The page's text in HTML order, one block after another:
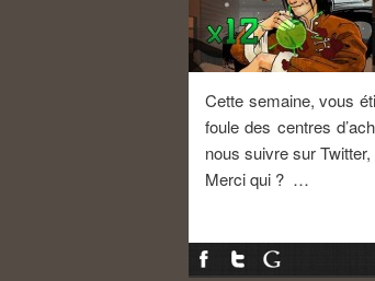
Cette semaine, vous
foule des centres
nous suivre sur
Merci qui ? …